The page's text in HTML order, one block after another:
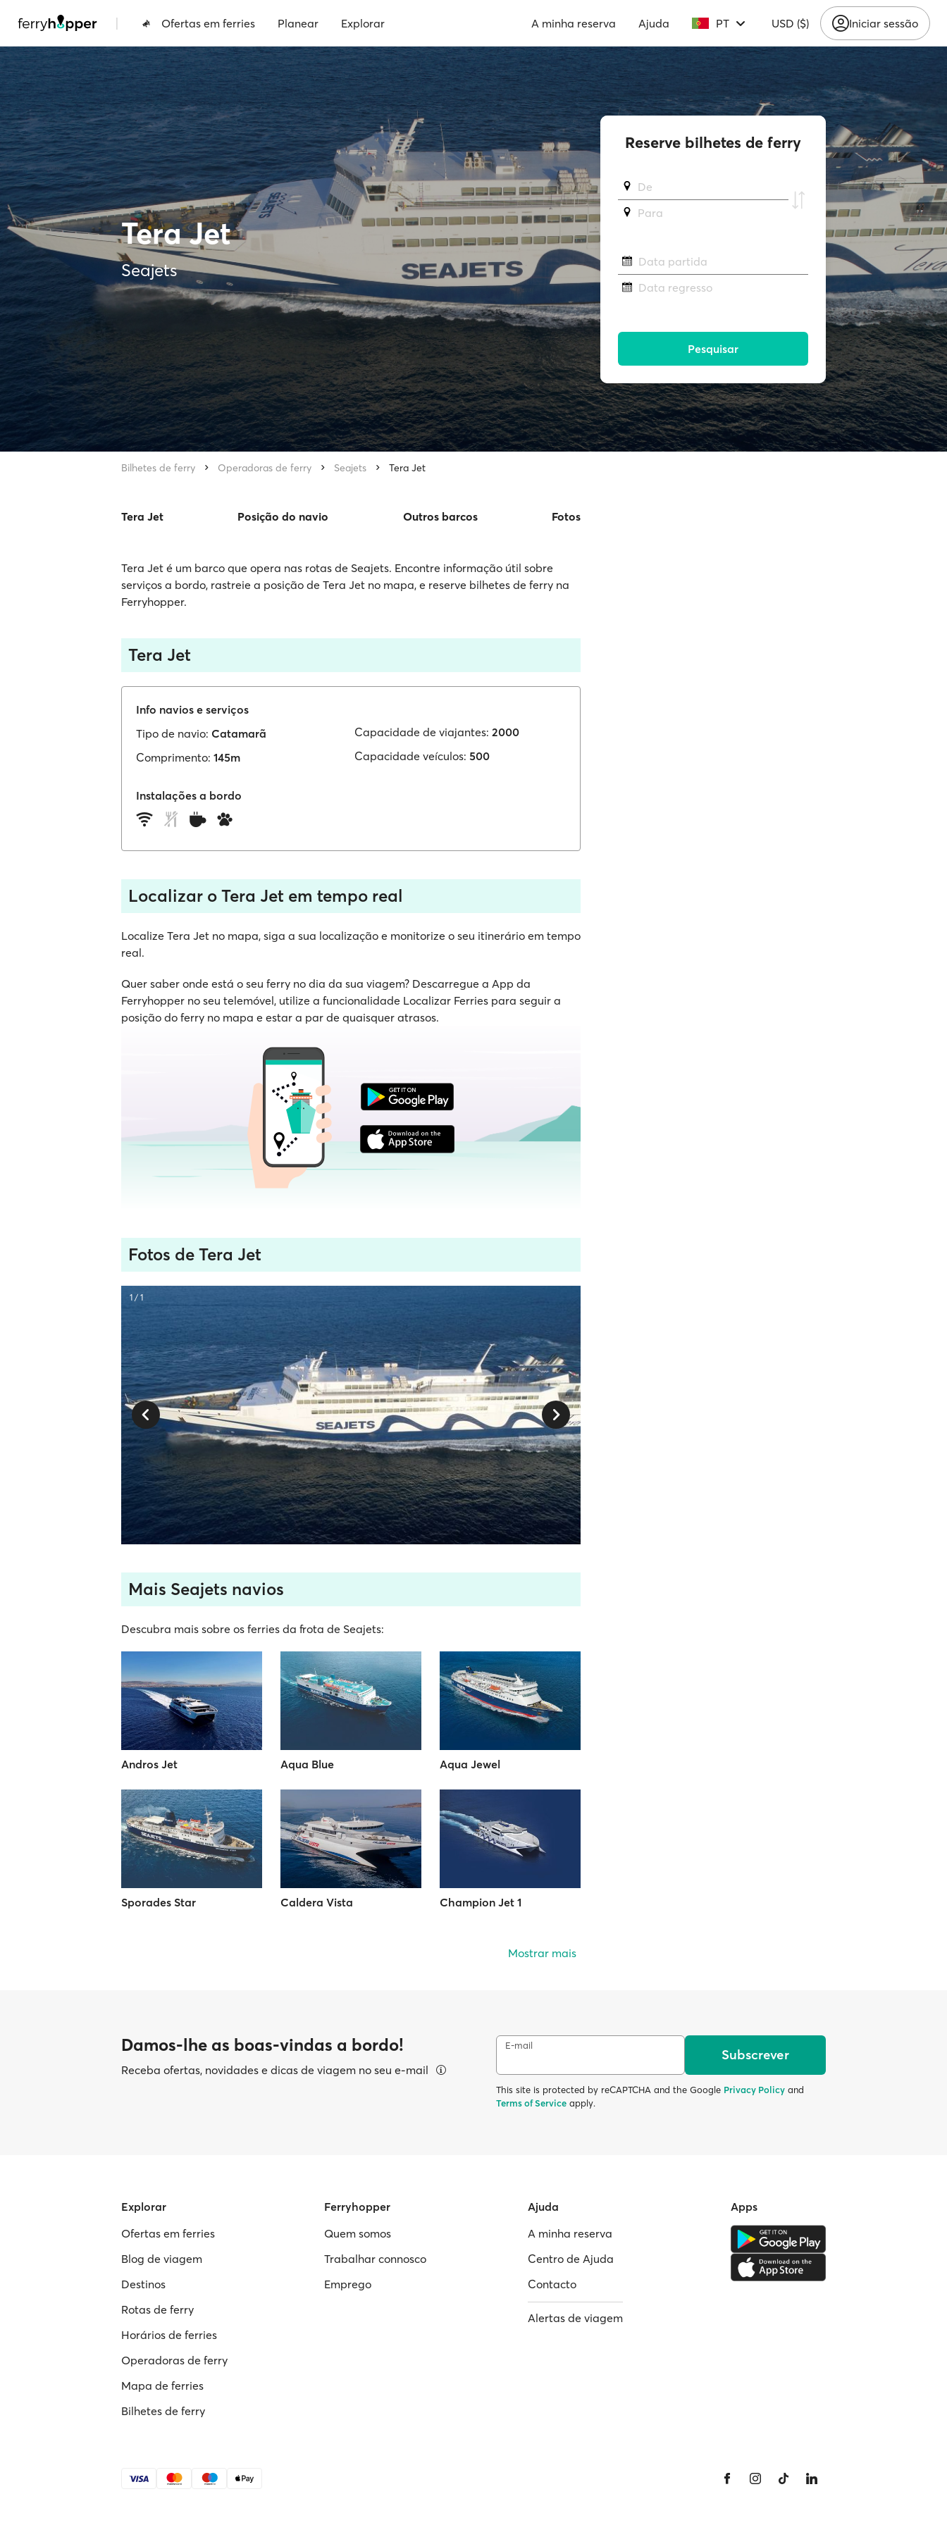
| Ofertas em ferries Planear Explorar A minha reserva Ajuda PT USD ($) Iniciar sessão
Tera Jet
Seajets
Bilhetes de ferry Operadoras de ferry Seajets Tera Jet
Tera Jet Posição do navio Outros barcos Fotos
Tera Jet é um barco que opera nas rotas de Seajets. Encontre informação útil sobre
serviços a bordo, rastreie a posição de Tera Jet no mapa, e reserve bilhetes de ferry na
Ferryhopper.
Tera Jet
Info navios e serviços
Tipo de navio: Catamarã
Comprimento: 145m
Capacidade de viajantes: 2000
Capacidade veículos: 500
Instalações a bordo
Localizar o Tera Jet em tempo real
Localize Tera Jet no mapa, siga a sua localização e monitorize o seu itinerário em tempo
real.
Quer saber onde está o seu ferry no dia da sua viagem? Descarregue a App da
Ferryhopper no seu telemóvel, utilize a funcionalidade Localizar Ferries para seguir a
posição do ferry no mapa e estar a par de quaisquer atrasos.
Fotos de Tera Jet
1 / 1
Mais Seajets navios
Descubra mais sobre os ferries da frota de Seajets:
Andros Jet Aqua Blue Aqua Jewel
Sporades Star Caldera Vista Champion Jet 1
Mostrar mais
Reserve bilhetes de ferry
De
Para
Data partida
Data regresso
Pesquisar
Damos-lhe as boas-vindas a bordo!
Receba ofertas, novidades e dicas de viagem no seu e-mail
E-mail
Subscrever
This site is protected by reCAPTCHA and the Google Privacy Policy and
Terms of Service apply.
Explorar
Ofertas em ferries
Blog de viagem
Destinos
Rotas de ferry
Horários de ferries
Operadoras de ferry
Mapa de ferries
Bilhetes de ferry
Ferryhopper
Quem somos
Trabalhar connosco
Emprego
Ajuda
A minha reserva
Centro de Ajuda
Contacto
Alertas de viagem
Apps